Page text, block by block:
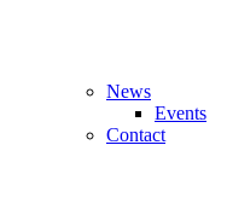
News
Events
Contact